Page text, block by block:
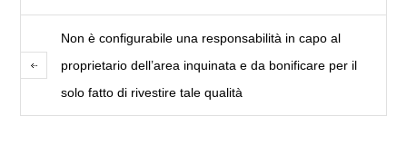
Non è configurabile una responsabilità in capo al
proprietario dell’area inquinata e da bonificare per il
solo fatto di rivestire tale qualità